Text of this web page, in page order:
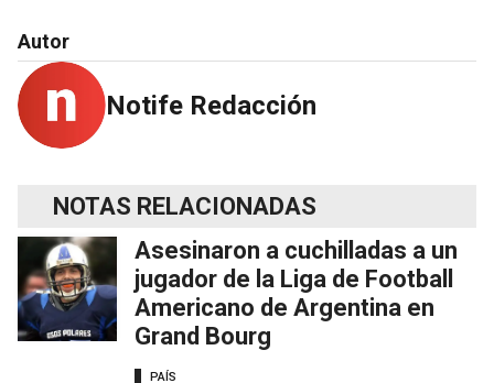
Autor
Notife Redacción
NOTAS RELACIONADAS
Asesinaron a cuchilladas a un
jugador de la Liga de Football
Americano de Argentina en
Grand Bourg
PAÍS